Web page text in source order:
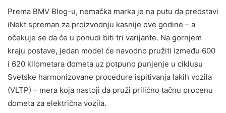
Prema BMV Blog-u, nemačka marka je na putu da predstavi
iNekt spreman za proizvodnju kasnije ove godine – a
očekuje se da će u ponudi biti tri varijante. Na gornjem
kraju postave, jedan model će navodno pružiti između 600
i 620 kilometara dometa uz potpuno punjenje u ciklusu
Svetske harmonizovane procedure ispitivanja lakih vozila
(VLTP) – mera koja nastoji da pruži prilično tačnu procenu
dometa za električna vozila.